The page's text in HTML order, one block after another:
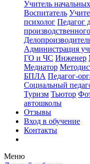
Учитель
Воспитатель
психолог Педагог
Администрация
ГО и ЧС Инженер
Медиатор
БПЛА Педагог-
Социальный
Туризм Тьютор
автошколы
Отзывы
Вход в обучение
Контакты
Меню